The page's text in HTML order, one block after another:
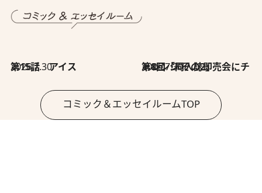
2026.7.30
第15話 アイス 2026.7.30
第8回「同人誌即売会にチャレンジ その2」
コミック＆エッセイルームTOP